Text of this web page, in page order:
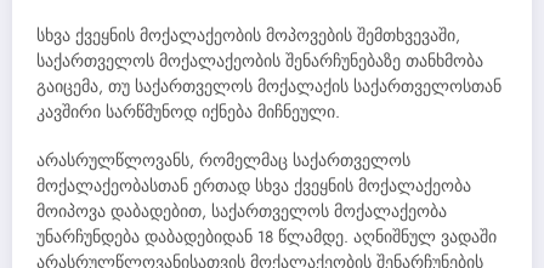
სხვა ქვეყნის მოქალაქეობის მოპოვების შემთხვევაში,
საქართველოს მოქალაქეობის შენარჩუნებაზე თანხმობა
გაიცემა, თუ საქართველოს მოქალაქის საქართველოსთან
კავშირი სარწმუნოდ იქნება მიჩნეული.
არასრულწლოვანს, რომელმაც საქართველოს
მოქალაქეობასთან ერთად სხვა ქვეყნის მოქალაქეობა
მოიპოვა დაბადებით, საქართველოს მოქალაქეობა
უნარჩუნდება დაბადებიდან 18 წლამდე. აღნიშნულ ვადაში
არასრულწლოვანისათვის მოქალაქეობის შენარჩუნების